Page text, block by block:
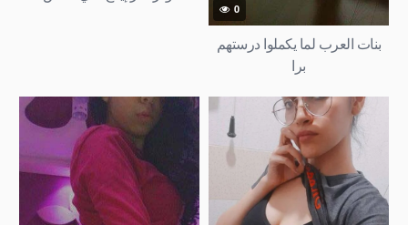
0
بنات العرب لما يكملوا درستهم
برا